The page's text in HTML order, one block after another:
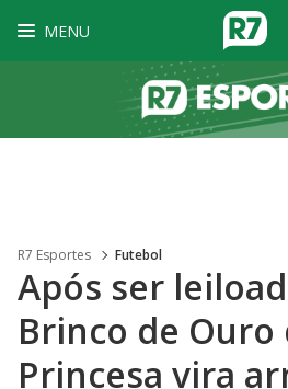
MENU
R7 Esportes Futebol
Após ser
Brinco de Ouro
Princesa vira